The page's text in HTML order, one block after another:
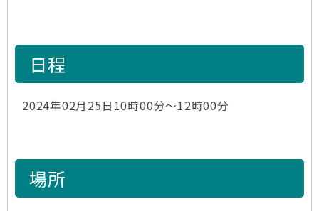
日程
2024年02月25日10時00分～12時00分
場所